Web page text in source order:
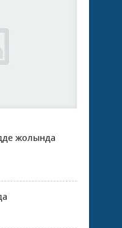
жолында